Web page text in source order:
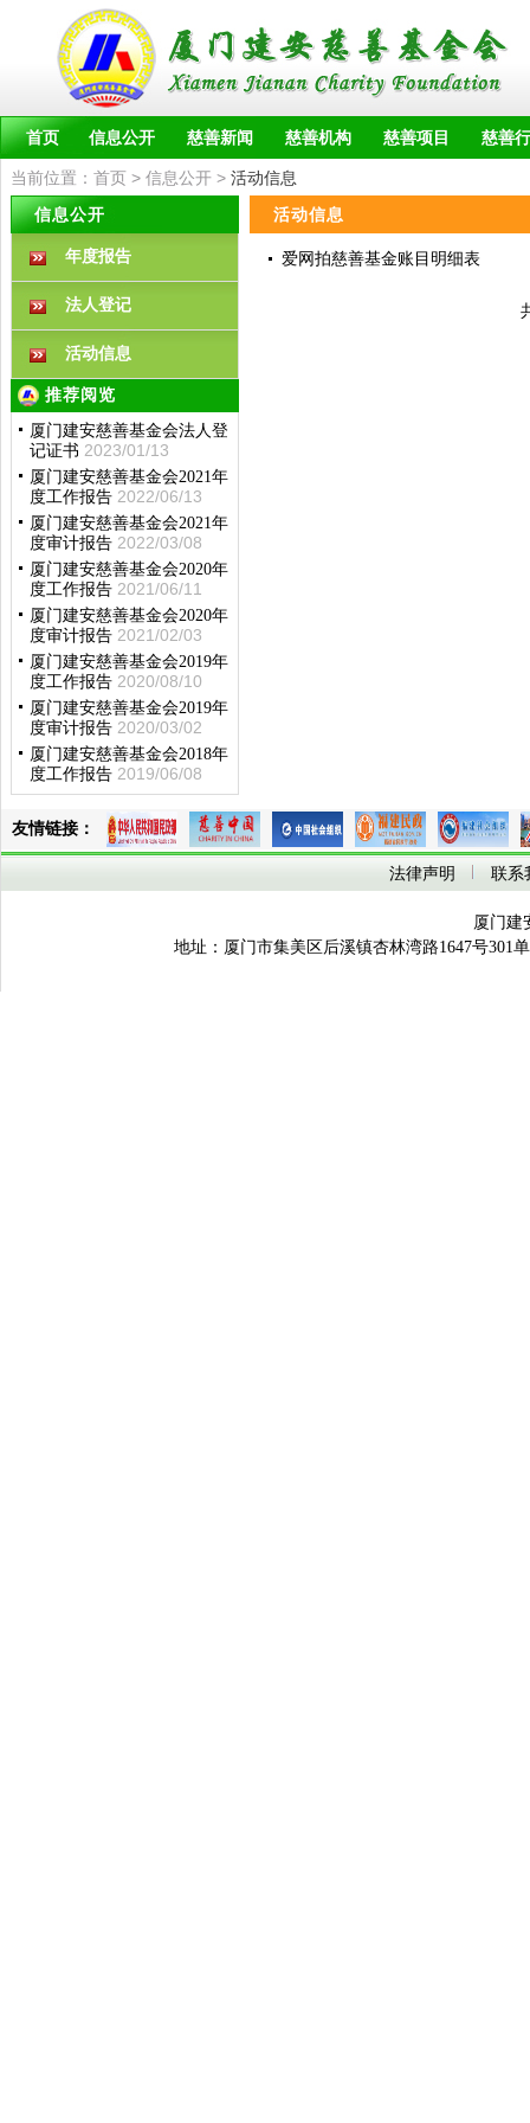
首页 信息公开 慈善新闻 慈善机构 慈善项目 慈善
当前位置： 首页 > 信息公开 > 活动信息
信息公开
年度报告
法人登记
活动信息
推荐阅览
厦门建安慈善基金会法人登
记证书 2023/01/13
厦门建安慈善基金会2021年
度工作报告 2022/06/13
厦门建安慈善基金会2021年
度审计报告 2022/03/08
厦门建安慈善基金会2020年
度工作报告 2021/06/11
厦门建安慈善基金会2020年
度审计报告 2021/02/03
厦门建安慈善基金会2019年
度工作报告 2020/08/10
厦门建安慈善基金会2019年
度审计报告 2020/03/02
厦门建安慈善基金会2018年
度工作报告 2019/06/08
活动信息
爱网拍慈善基金账目明细表
友情链接：
法律声明 联系
厦门建
地址：厦门市集美区后溪镇杏林湾路1647号301